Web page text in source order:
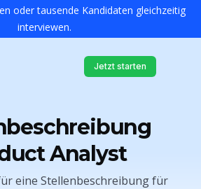
oder tausende Kandidaten gleichzeitig
interviewen.
Jetzt starten
Analyst
eine Stellenbeschreibung für